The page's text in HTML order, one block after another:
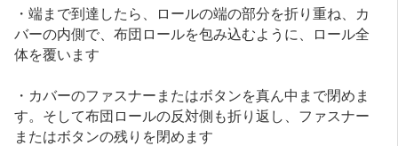
・端まで到達したら、ロールの端の部分を折り重ね、カ
バーの内側で、布団ロールを包み込むように、ロール全
体を覆います
・カバーのファスナーまたはボタンを真ん中まで閉めま
す。そして布団ロールの反対側も折り返し、ファスナー
またはボタンの残りを閉めます